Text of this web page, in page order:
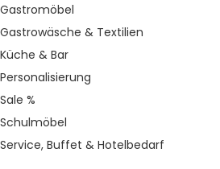
Gastromöbel
Gastrowäsche & Textilien
Küche & Bar
Personalisierung
Sale %
Schulmöbel
Service, Buffet & Hotelbedarf